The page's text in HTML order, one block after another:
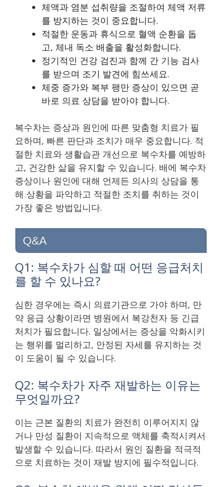
체액과 염분 섭취량을 조절하여 체액 저류
를 방지하는 것이 중요합니다.
적절한 운동과 휴식으로 혈액 순환을 돕
고, 체내 독소 배출을 활성화합니다.
정기적인 건강 검진과 함께 간 기능 검사
를 받으며 조기 발견에 힘쓰세요.
체중 증가와 복부 팽만 증상이 있으면 곧
바로 의료 상담을 받아야 합니다.
복수차는 증상과 원인에 따른 맞춤형 치료가 필
요하며, 빠른 판단과 조치가 매우 중요합니다. 적
절한 치료와 생활습관 개선으로 복수차를 예방하
고, 건강한 삶을 유지할 수 있습니다. 배에 복수차
증상이나 원인에 대해 언제든 의사의 상담을 통
해 상황을 파악하고 적절한 조치를 취하는 것이
가장 좋은 방법입니다.
Q&A
Q1: 복수차가 심할 때 어떤 응급처치
를 할 수 있나요?
심한 경우에는 즉시 의료기관으로 가야 하며, 만
약 응급 상황이라면 병원에서 복강천자 등 긴급
처치가 필요합니다. 일상에서는 증상을 악화시키
는 행위를 멀리하고, 안정된 자세를 유지하는 것
이 도움이 될 수 있습니다.
Q2: 복수차가 자주 재발하는 이유는
무엇일까요?
이는 근본 질환의 치료가 완전히 이루어지지 않
거나 만성 질환이 지속적으로 액체를 축적시켜서
발생할 수 있습니다. 따라서 원인 질환을 적극적
으로 치료하는 것이 재발 방지에 필수적입니다.